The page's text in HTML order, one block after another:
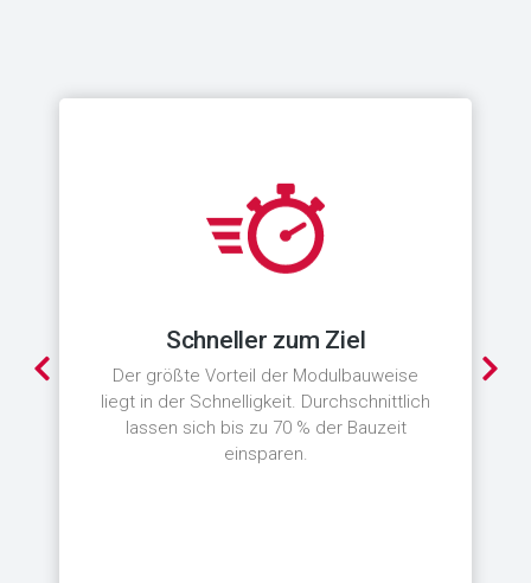
Schneller zum Ziel
Der größte Vorteil der Modulbauweise
liegt in der Schnelligkeit. Durchschnittlich
lassen sich bis zu 70 % der Bauzeit
einsparen.